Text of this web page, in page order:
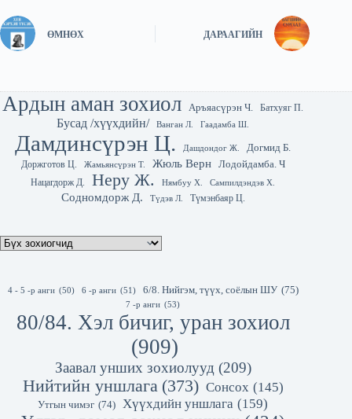
ӨМНӨХ ДАРААГИЙН
Ардын аман зохиол Аръяасүрэн Ч. Батхуяг П.
Бусад /хүүхдийн/ Ванган Л. Гаадамба Ш.
Дамдинсүрэн Ц. Дашдондог Ж.
Догмид Б.
Доржготов Ц.
Жамьянсүрэн Т. Жюль Верн Лодойдамба. Ч
Нацагдорж Д. Неру Ж. Нямбуу Х. Сампилдэндэв Х.
Содномдорж Д. Түдэв Л. Түмэнбаяр Ц.
4 - 5 -р анги (50) 6 -р анги (51) 6/8. Нийгэм, түүх, соёлын ШУ (75)
7 -р анги (53)
80/84. Хэл бичиг, уран зохиол
(909)
Заавал унших зохиолууд (209)
Нийтийн уншлага (373) Сонсох (145)
Утгын чимэг (74) Хүүхдийн уншлага (159)